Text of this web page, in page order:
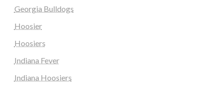
Georgia Bulldogs
Hoosier
Hoosiers
Indiana Fever
Indiana Hoosiers